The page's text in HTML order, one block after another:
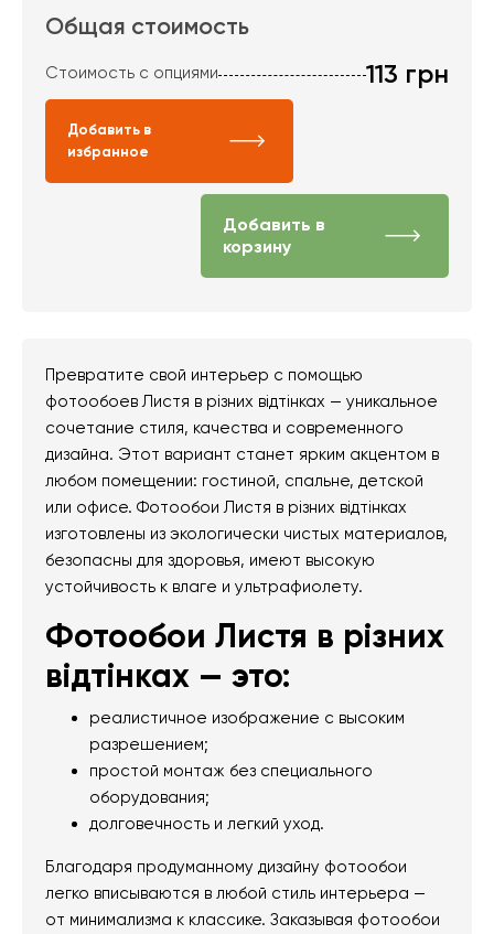
Общая стоимость
Стоимость с опциями 113 грн
Добавить в
избранное
Добавить в
корзину
Превратите свой интерьер с помощью
фотообоев Листя в різних відтінках — уникальное
сочетание стиля, качества и современного
дизайна. Этот вариант станет ярким акцентом в
любом помещении: гостиной, спальне, детской
или офисе. Фотообои Листя в різних відтінках
изготовлены из экологически чистых материалов,
безопасны для здоровья, имеют высокую
устойчивость к влаге и ультрафиолету.
Фотообои Листя в різних
відтінках — это:
реалистичное изображение с высоким
разрешением;
простой монтаж без специального
оборудования;
долговечность и легкий уход.
Благодаря продуманному дизайну фотообои
легко вписываются в любой стиль интерьера —
от минимализма к классике. Заказывая фотообои